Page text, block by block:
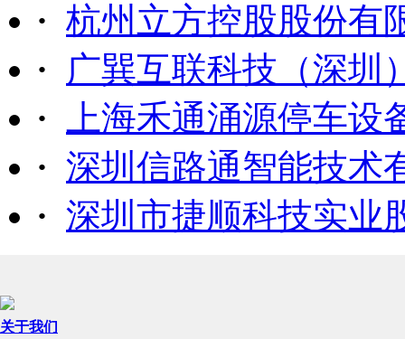
· 杭州立方控股股份有
·
广巽互联科技（深圳
·
上海禾通涌源停车设
· 深圳信路通智能技术
· 深圳市捷顺科技实业
关于我们